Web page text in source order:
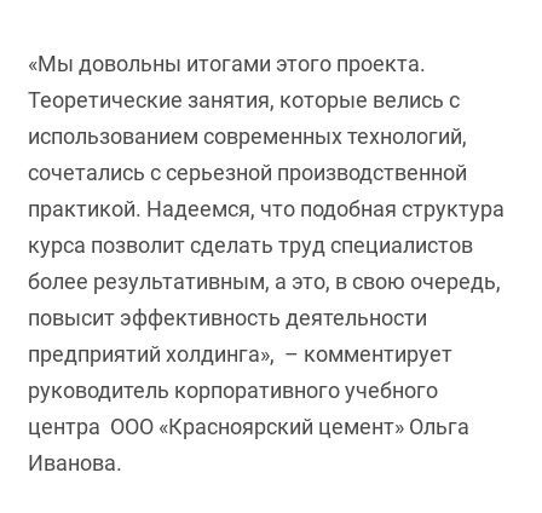
«Мы довольны итогами этого проекта.
Теоретические занятия, которые велись с
использованием современных технологий,
сочетались с серьезной производственной
практикой. Надеемся, что подобная структура
курса позволит сделать труд специалистов
более результативным, а это, в свою очередь,
повысит эффективность деятельности
предприятий холдинга», – комментирует
руководитель корпоративного учебного
центра ООО «Красноярский цемент» Ольга
Иванова.